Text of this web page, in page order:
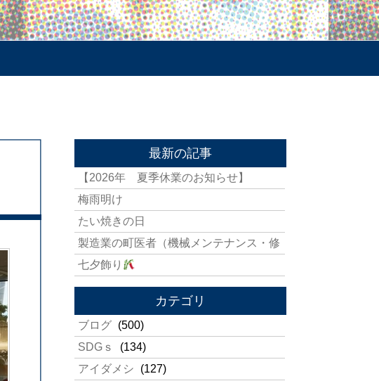
最新の記事
【2026年 夏季休業のお知らせ】
梅雨明け
たい焼きの日
製造業の町医者（機械メンテナンス・修
七夕飾り
カテゴリ
ブログ (500)
SDGｓ
(134)
アイダメシ
(127)